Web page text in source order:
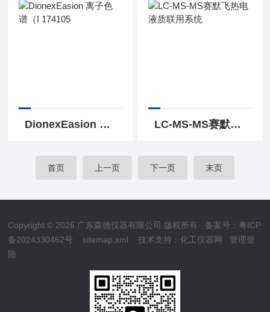
DionexEasion 离子色谱（I 174105 LC-MS-MS赛默飞热电 液质联用系统
首页 上一页 下一页 末页
Copyright © 2026 广东森德仪器有限公司 版权所有 备案号：粤ICP
备2024330462号
sitemap.xml 技术支持：化工仪器网
管理登
陆